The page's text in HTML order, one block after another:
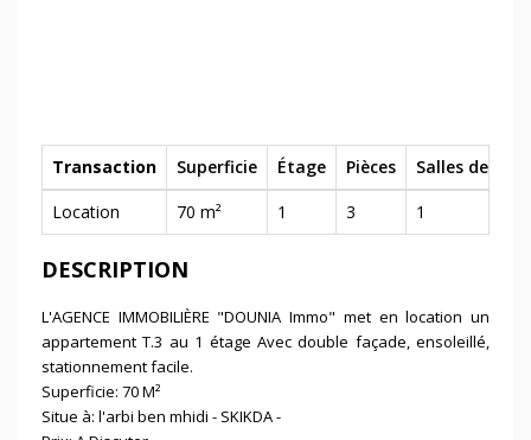
Transaction Superficie Étage Pièces
Salles de bain
Location
70 m² 1 3 1
DESCRIPTION
L'AGENCE IMMOBILIÈRE "DOUNIA Immo" met en location un
appartement T.3 au 1 étage Avec double façade, ensoleillé,
stationnement facile.
Superficie: 70 M²
Situe à: l'arbi ben mhidi - SKIKDA -